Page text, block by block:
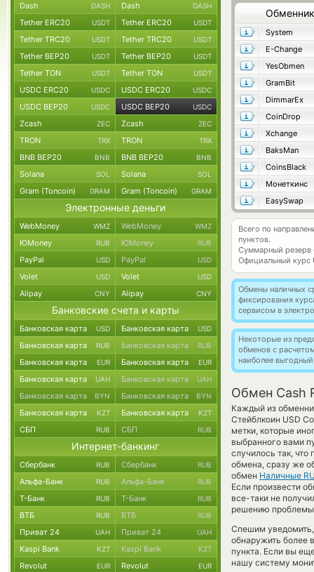
Обменник
System
E-Change
YesObmen
GramBit
DimmarEx
CoinDrop
Xchange
BaksMan
CoinsBlack
Монеткинс
EasySwap
Всего по
пунктов.
Суммарный резерв
Официальный курс
Обмены наличных
фиксирования
сервисом в
Некоторые из
обменов с
наиболее
Обмен Cash
Каждый из
Стейблкоин USD
метки, которые
выбранного вами
случилось так,
обмена, сразу же
обмен Наличные
Если произвести
все-таки не
решению проблемы
Спешим
обнаружить более
пункта. Если вы
нашу систему
Dash DASH Dash DASH
Tether ERC20 USDT Tether ERC20 USDT
Tether TRC20 USDT Tether TRC20 USDT
Tether BEP20 USDT Tether BEP20 USDT
Tether TON USDT Tether TON USDT
USDC ERC20 USDC USDC ERC20 USDC
USDC BEP20 USDC USDC BEP20 USDC
Zcash ZEC Zcash ZEC
TRON TRX TRON TRX
BNB BEP20 BNB BNB BEP20 BNB
Solana SOL Solana SOL
Gram (Toncoin) GRAM Gram (Toncoin) GRAM
Электронные деньги
WebMoney WMZ WebMoney WMZ
ЮMoney RUB ЮMoney RUB
PayPal USD PayPal USD
Volet USD Volet USD
Alipay CNY Alipay CNY
Банковские счета и карты
Банковская карта USD Банковская карта USD
Банковская карта RUB Банковская карта RUB
Банковская карта EUR Банковская карта EUR
Банковская карта UAH Банковская карта UAH
Банковская карта BYN Банковская карта BYN
Банковская карта KZT Банковская карта KZT
СБП RUB СБП RUB
Интернет-банкинг
Сбербанк RUB Сбербанк RUB
Альфа-Банк RUB Альфа-Банк RUB
Т-Банк RUB Т-Банк RUB
ВТБ RUB ВТБ RUB
Приват 24 UAH Приват 24 UAH
Kaspi Bank KZT Kaspi Bank KZT
Revolut EUR Revolut EUR